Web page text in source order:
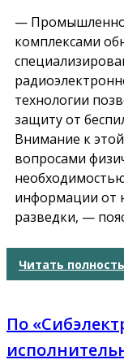
—
комплексами
технологии
защиту от
Внимание к
вопросами
информации от
разведки, —
Читать
По